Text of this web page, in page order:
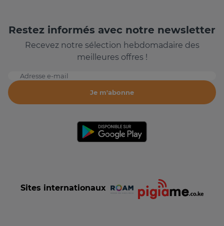
Restez informés avec notre newsletter
Recevez notre sélection hebdomadaire des
meilleures offres !
Adresse e-mail
Je m'abonne
Sites internationaux